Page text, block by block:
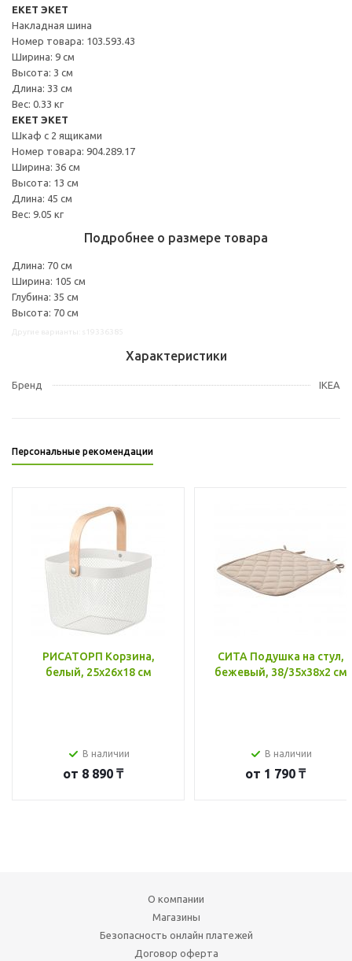
EKET ЭКЕТ
Накладная шина
Номер товара: 103.593.43
Ширина: 9 см
Высота: 3 см
Длина: 33 см
Вес: 0.33 кг
EKET ЭКЕТ
Шкаф с 2 ящиками
Номер товара: 904.289.17
Ширина: 36 см
Высота: 13 см
Длина: 45 см
Вес: 9.05 кг
Подробнее о размере товара
Длина: 70 см
Ширина: 105 см
Глубина: 35 см
Высота: 70 см
Характеристики
Бренд IKEA
Персональные рекомендации
РИСАТОРП Корзина,
белый, 25x26x18 см
В наличии
от 8 890 ₸
СИТА Подушка на стул,
бежевый, 38/35x38x2 см
В наличии
от 1 790 ₸
О компании
Магазины
Безопасность онлайн платежей
Договор оферта